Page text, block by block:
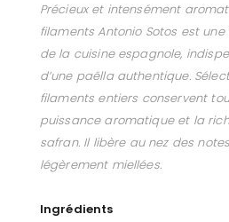
Précieux et intensément
filaments Antonio Sotos est
de la cuisine espagnole,
d’une paëlla authentique.
filaments entiers conservent
puissance aromatique et la
safran. Il libère au nez des
légèrement miellées.
Ingrédients